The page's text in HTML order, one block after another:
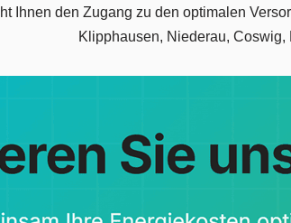
Ihnen den Zugang zu den optimalen
Klipphausen, Niederau,